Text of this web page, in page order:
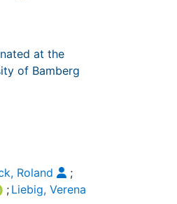
at the
of Bamberg
Roland
;
; Liebig, Verena